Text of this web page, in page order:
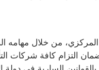
من خلال مهامه
التزام كافة شركات